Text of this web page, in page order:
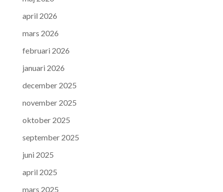
april 2026
mars 2026
februari 2026
januari 2026
december 2025
november 2025
oktober 2025
september 2025
juni 2025
april 2025
mars 2025